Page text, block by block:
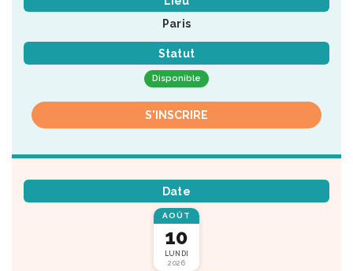
Paris
Statut
Disponible
S'INSCRIRE
Date
AOÛT
10
LUNDI
2026